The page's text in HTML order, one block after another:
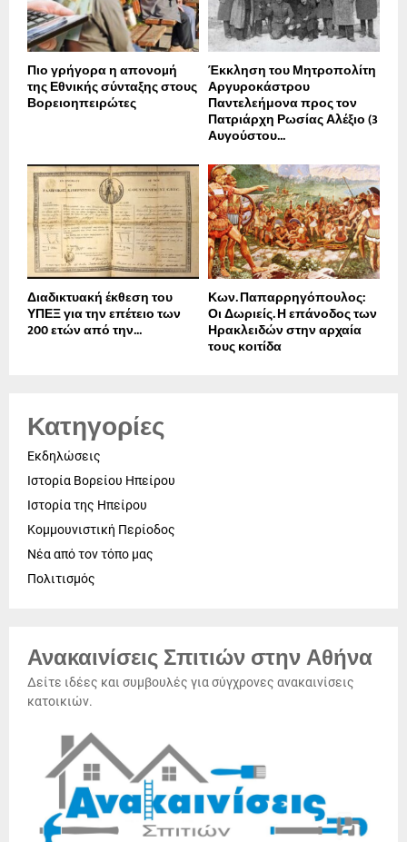
Πιο γρήγορα η απονοµή
της Εθνικής σύνταξης στους
Βορειοηπειρώτες
Έκκληση του Μητροπολίτη
Αργυροκάστρου
Παντελεήμονα προς τον
Πατριάρχη Ρωσίας Αλέξιο (3
Αυγούστου...
Διαδικτυακή έκθεση του
ΥΠΕΞ για την επέτειο των
200 ετών από την...
Κων. Παπαρρηγόπουλος:
Οι Δωριείς. Η επάνοδος των
Ηρακλειδών στην αρχαία
τους κοιτίδα
Κατηγορίες
Εκδηλώσεις
Ιστορία Βορείου Ηπείρου
Ιστορία της Ηπείρου
Κομμουνιστική Περίοδος
Νέα από τον τόπο μας
Πολιτισμός
Ανακαινίσεις Σπιτιών στην Αθήνα
Δείτε ιδέες και συμβουλές για σύγχρονες ανακαινίσεις
κατοικιών.